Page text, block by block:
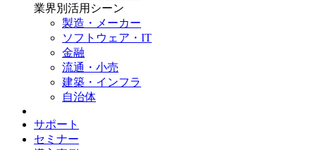
業界別 活用シーン
製造・メーカー
ソフトウェア・IT
金融
流通・小売
建築・インフラ
自治体
サポート
セミナー